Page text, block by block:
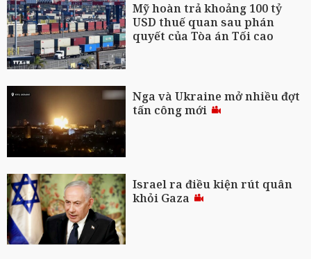
Mỹ hoàn trả khoảng 100 tỷ
USD thuế quan sau phán
quyết của Tòa án Tối cao
Nga và Ukraine mở nhiều đợt
tấn công mới
Israel ra điều kiện rút quân
khỏi Gaza